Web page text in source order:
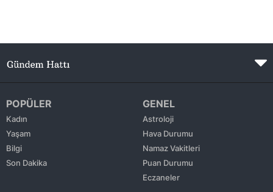
POPÜLER
Kadın
Yaşam
Bilgi
Son Dakika
GENEL
Astroloji
Hava Durumu
Namaz Vakitleri
Puan Durumu
Eczaneler